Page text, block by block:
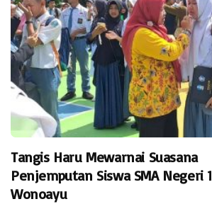
Tangis Haru Mewarnai Suasana
Penjemputan Siswa SMA Negeri 1
Wonoayu